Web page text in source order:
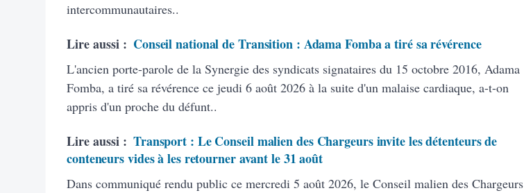
intercommunautaires..
Lire aussi : Conseil national de Transition : Adama Fomba a tiré sa révérence
L'ancien porte-parole de la Synergie des syndicats signataires du 15 octobre 2016, Adama
Fomba, a tiré sa révérence ce jeudi 6 août 2026 à la suite d'un malaise cardiaque, a-t-on
appris d'un proche du défunt..
Lire aussi : Transport : Le Conseil malien des Chargeurs invite les détenteurs de
conteneurs vides à les retourner avant le 31 août
Dans communiqué rendu public ce mercredi 5 août 2026, le Conseil malien des Chargeurs